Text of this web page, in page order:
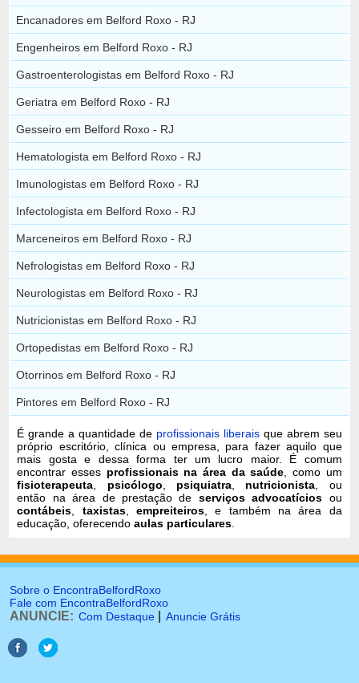
Encanadores em Belford Roxo - RJ
Engenheiros em Belford Roxo - RJ
Gastroenterologistas em Belford Roxo - RJ
Geriatra em Belford Roxo - RJ
Gesseiro em Belford Roxo - RJ
Hematologista em Belford Roxo - RJ
Imunologistas em Belford Roxo - RJ
Infectologista em Belford Roxo - RJ
Marceneiros em Belford Roxo - RJ
Nefrologistas em Belford Roxo - RJ
Neurologistas em Belford Roxo - RJ
Nutricionistas em Belford Roxo - RJ
Ortopedistas em Belford Roxo - RJ
Otorrinos em Belford Roxo - RJ
Pintores em Belford Roxo - RJ
É grande a quantidade de profissionais liberaisque abrem seu
próprio escritório, clínica ou empresa, para fazer aquilo que
mais gosta e dessa forma ter um lucro maior. É comum
encontrar esses profissionais na área da saúde , como um
fisioterapeuta
psicólogo psiquiatra nutricionista , ou
então na área de prestação de serviços advocatícios ou
contábeis
taxistas, empreiteiros, e também na área da
educação, oferecendoaulas particulares
Sobre o EncontraBelfordRoxo
Fale com EncontraBelfordRoxo
ANUNCIE: Com Destaque Anuncie Grátis